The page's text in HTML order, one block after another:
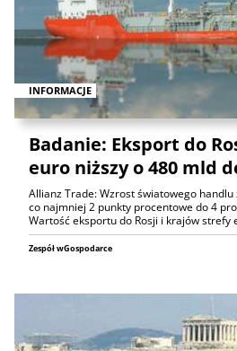
INFORMACJE
Badanie: Eksport do
euro niższy o 480 mld
Allianz Trade: Wzrost światowego
co najmniej 2 punkty procentowe do 4
Wartość eksportu do Rosji i krajów strefy
Zespół wGospodarce